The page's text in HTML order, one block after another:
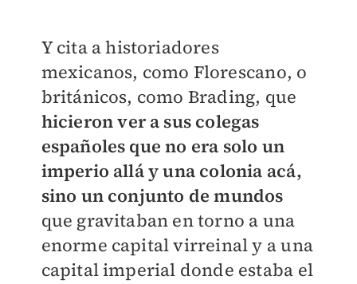
Y cita a historiadores
mexicanos, como Florescano, o
británicos, como Brading, que
hicieron ver a sus colegas
españoles que no era solo un
imperio allá y una colonia acá,
sino un conjunto de mundos
que gravitaban en torno a una
enorme capital virreinal y a una
capital imperial donde estaba el